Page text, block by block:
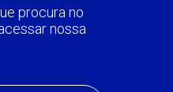
procura no
nossa